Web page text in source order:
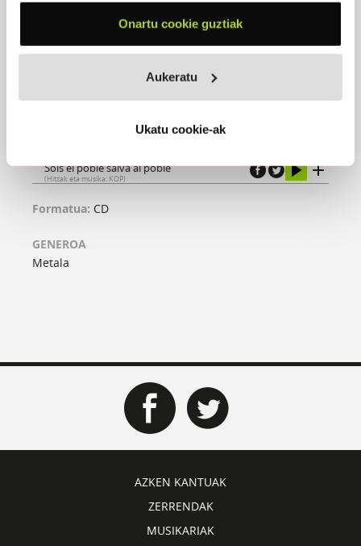
Onartu cookie guztiak
Aukeratu
Ukatu cookie-ak
2007 - Propaganda Pel Fet
Sols el poble salva al poble
(Hitzak eta musika: KOP)
Formatua: CD
GENEROA
Metala
AZKEN KANTUAK
ZERRENDAK
MUSIKARIAK